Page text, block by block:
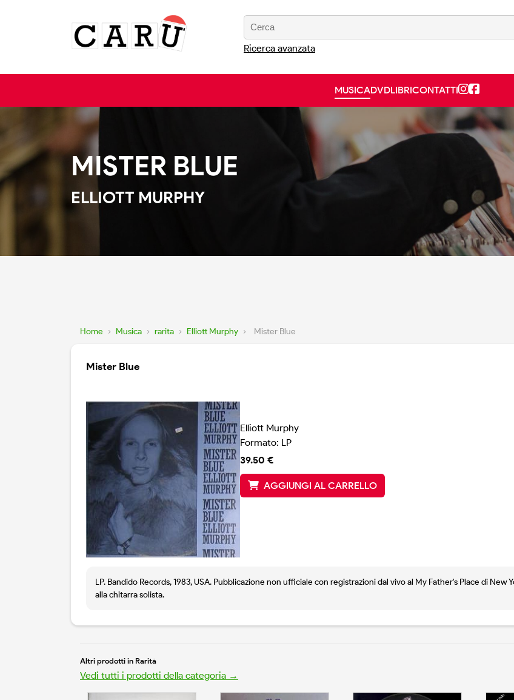
Ricerca avanzata
MUSICADVDLIBRICONTATTI
MISTER BLUE
ELLIOTT MURPHY
Home › Musica › rarita › Elliott Murphy › Mister Blue
Mister Blue
Elliott Murphy
Formato: LP
39.50 €
AGGIUNGI AL CARRELLO
LP. Bandido Records, 1983, USA. Pubblicazione non ufficiale con registrazioni dal vivo al My Father's Place di New
alla chitarra solista.
Altri prodotti in Rarità
Vedi tutti i prodotti della categoria →